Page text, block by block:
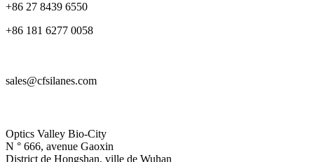
+86 27 8439 6550
+86 181 6277 0058
sales@cfsilanes.com
Optics Valley Bio-City
N ° 666, avenue Gaoxin
District de Hongshan, ville de Wuhan